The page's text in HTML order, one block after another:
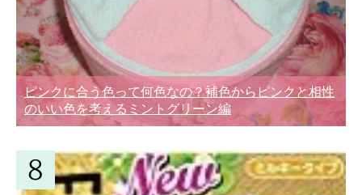
ピンクに合う色って何色なの？補色からピンクと相性
のいい色を考えるミントグリーン編